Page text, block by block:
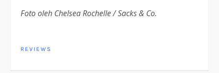
Foto oleh Chelsea Rochelle / Sacks & Co.
REVIEWS